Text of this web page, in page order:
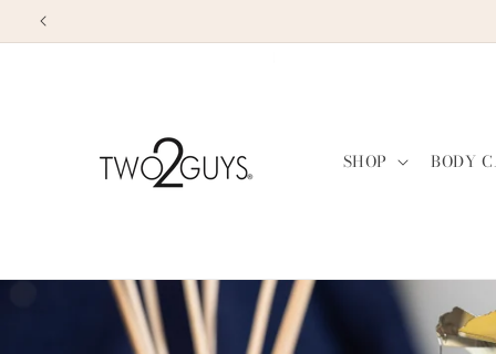
para o
conteúdo
SHOP BODY